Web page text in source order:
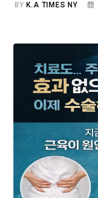
BY K.A TIMES NY